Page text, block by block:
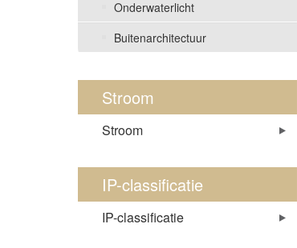
Onderwaterlicht
Buitenarchitectuur
Stroom
Stroom
IP-classificatie
IP-classificatie